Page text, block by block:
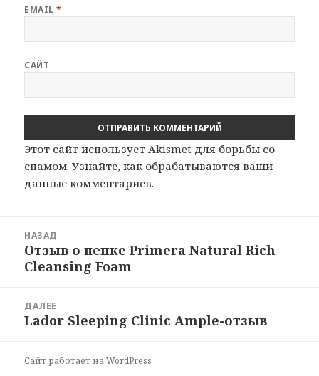
EMAIL*
САЙТ
Этот сайт использует Akismet для борьбы со
спамом.Узнайте, как обрабатываются ваши
данные комментариев.
записям
НАЗАД
Предыдущая
запись:
Отзыв о пенке Primera Natural Rich
Cleansing Foam
ДАЛЕЕ
Следующая
Lador Sleeping Clinic Ample-отзыв
Сайт работает на WordPress